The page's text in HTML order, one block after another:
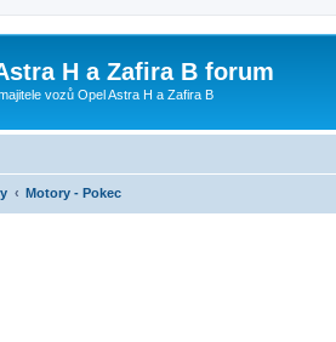
H a Zafira B forum
vozů Opel Astra H a Zafira B
Motory - Pokec